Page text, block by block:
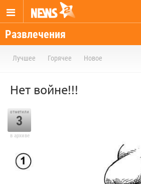
Развлечения
Лучшее Горячее Новое
Нет войне!!!
отметили
3
в архиве